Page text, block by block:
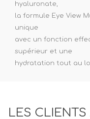
hyaluronate,
la formule Eye View
unique
avec un fonction
supérieur et une
hydratation tout au
LES